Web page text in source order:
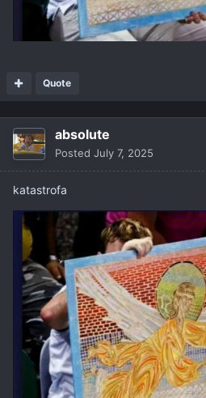
Quote
absolute
Posted July 7, 2025
katastrofa